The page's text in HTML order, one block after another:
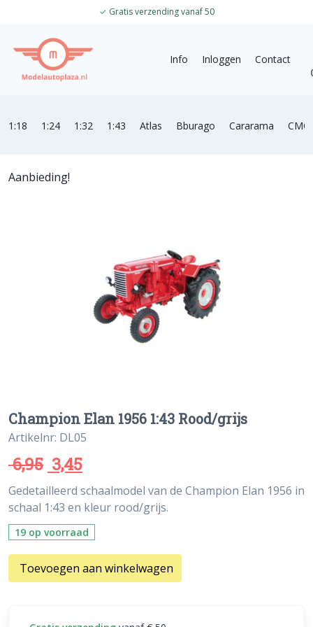
✓ Gratis verzending vanaf 50
Info Inloggen
Contact
1:18 1:24 1:32 1:43 Atlas Bburago Cararama CMC
Aanbieding!
Champion Elan 1956 1:43 Rood/grijs
Artikelnr: DL05
6,95 3,45
Gedetailleerd schaalmodel van de Champion Elan 1956 in
schaal 1:43 en kleur rood/grijs.
19 op voorraad
Toevoegen aan winkelwagen